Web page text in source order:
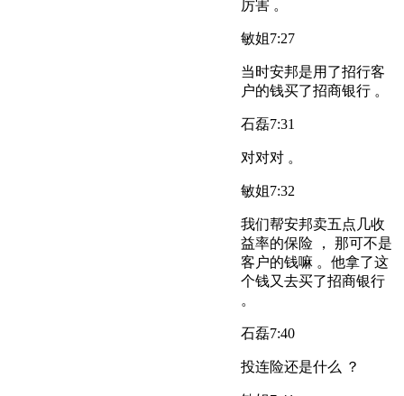
厉害 。
敏姐7:27
当时安邦是用了招行客
户的钱买了招商银行 。
石磊7:31
对对对 。
敏姐7:32
我们帮安邦卖五点几收
益率的保险 ， 那可不是
客户的钱嘛 。他拿了这
个钱又去买了招商银行
。
石磊7:40
投连险还是什么 ？